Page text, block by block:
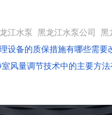
江水泵 黑龙江水泵公司 黑
设备的质保措施有哪些需要
室风量调节技术中的主要方